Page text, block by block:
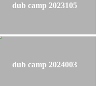
dub camp 2023105
dub camp 2024003